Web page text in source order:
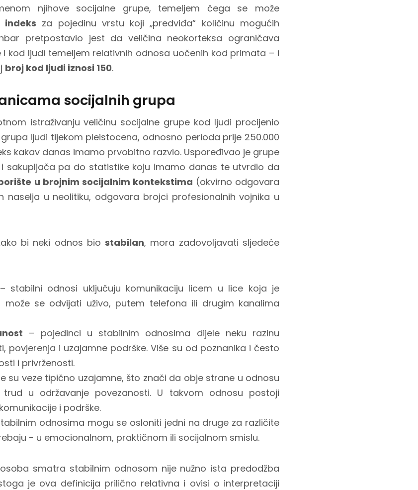
njihove socijalne grupe, temeljem čega se može
indeks za pojedinu vrstu koji „predviđa“ količinu mogućih
pretpostavio jest da veličina neokorteksa ograničava
kod ljudi temeljem relativnih odnosa uočenih kod primata – i
broj kod ljudi iznosi 150.
socijalnih grupa
istraživanju veličinu socijalne grupe kod ljudi procijenio
ljudi tijekom pleistocena, odnosno perioda prije 250.000
kakav danas imamo prvobitno razvio. Uspoređivao je grupe
sakupljača pa do statistike koju imamo danas te utvrdio da
u brojnim socijalnim kontekstima (okvirno odgovara
naselja u neolitiku, odgovara brojci profesionalnih vojnika u
bi neki odnos biostabilan, mora zadovoljavati sljedeće
– stabilni odnosi uključuju komunikaciju licem u lice koja je
može se odvijati uživo, putem telefona ili drugim kanalima
– pojedinci u stabilnim odnosima dijele neku razinu
povjerenja i uzajamne podrške. Više su od poznanika i često
i privrženosti.
su veze tipično uzajamne, što znači da obje strane u odnosu
u održavanje povezanosti. U takvom odnosu postoji
i podrške.
odnosima mogu se osloniti jedni na druge za različite
- u emocionalnom, praktičnom ili socijalnom smislu.
smatra stabilnim odnosom nije nužno ista predodžba
je ova definicija prilično relativna i ovisi o interpretaciji